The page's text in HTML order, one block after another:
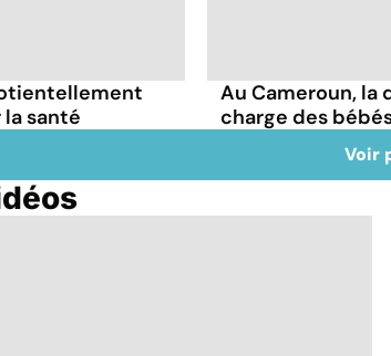
santé
Au Cameroun, la
charge des
Voir